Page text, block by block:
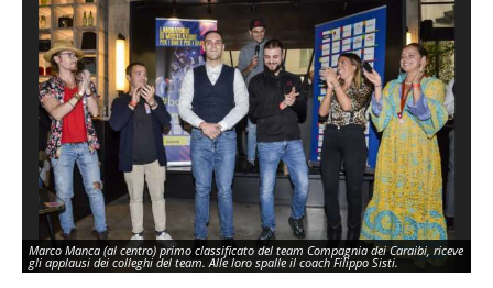
Marco Manca (al centro) primo classificato del team Compagnia dei Caraibi, riceve
gli applausi dei colleghi del team. Alle loro spalle il coach Filippo Sisti.